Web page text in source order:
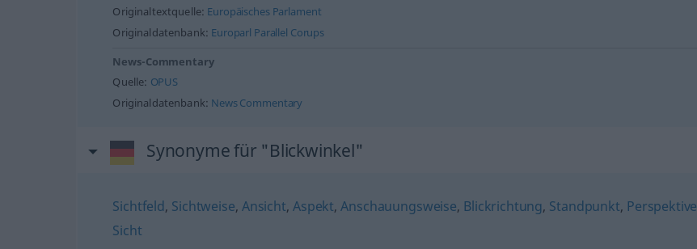
Originaltextquelle: Europäisches Parlament
Originaldatenbank: Europarl Parallel Corups
News-Commentary
Quelle: OPUS
Originaldatenbank: News Commentary
Synonyme für "Blickwinkel"
Sichtfeld, Sichtweise, Ansicht,Aspekt,Anschauungsweise, Blickrichtung, Standpunkt, Perspektive
Sicht